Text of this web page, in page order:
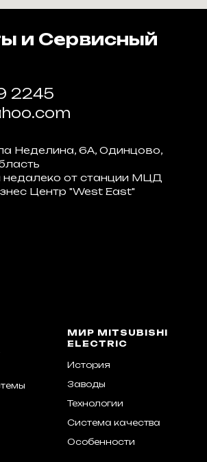
и Сервисный
2245
Неделина, 6А, Одинцово,
от станции МЦД
Центр "West East"
МИР MITSUBISHI
ELECTRIC
История
Заводы
Технологии
Система качества
Особенности